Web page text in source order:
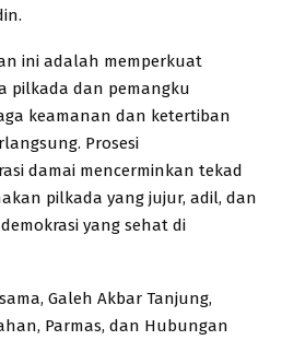
ini adalah memperkuat
pilkada dan pemangku
keamanan dan ketertiban
Prosesi
damai mencerminkan tekad
pilkada yang jujur, adil, dan
yang sehat di
Galeh Akbar Tanjung,
Parmas, dan Hubungan